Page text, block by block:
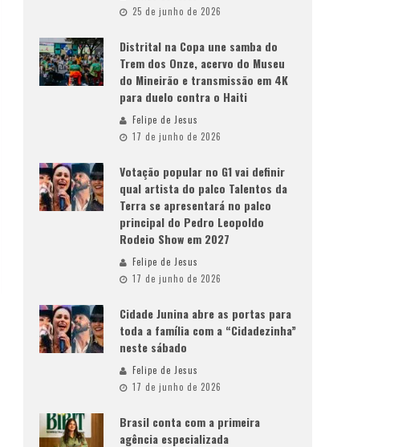
25 de junho de 2026
Distrital na Copa une samba do
Trem dos Onze, acervo do Museu
do Mineirão e transmissão em 4K
para duelo contra o Haiti
Felipe de Jesus
17 de junho de 2026
Votação popular no G1 vai definir
qual artista do palco Talentos da
Terra se apresentará no palco
principal do Pedro Leopoldo
Rodeio Show em 2027
Felipe de Jesus
17 de junho de 2026
Cidade Junina abre as portas para
toda a família com a “Cidadezinha”
neste sábado
Felipe de Jesus
17 de junho de 2026
Brasil conta com a primeira
agência especializada